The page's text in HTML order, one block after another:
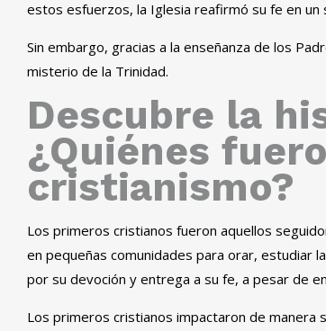
estos esfuerzos, la Iglesia reafirmó su fe en
Sin embargo, gracias a la enseñanza de los
misterio de la Trinidad.
Descubre la
¿Quiénes
cristianismo?
Los primeros cristianos fueron aquellos
en pequeñas comunidades para orar, estudiar
por su devoción y entrega a su fe, a pesar de
Los primeros cristianos impactaron de manera